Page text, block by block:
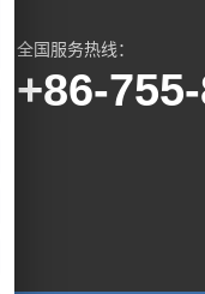
全国服务热线：
+86-